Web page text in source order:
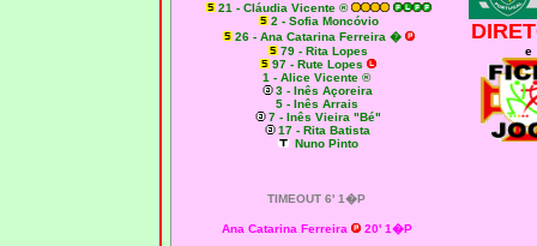
21 - Cláudia Vicente ®
2 - Sofia Moncóvio
26 - Ana Catarina Ferreira �
79 - Rita Lopes
97 - Rute Lopes
1 - Alice Vicente ®
3 - Inês Açoreira
5 - Inês Arrais
7 - Inês Vieira "Bé"
17 - Rita Batista
Nuno Pinto
TIMEOUT 6' 1�P
Ana Catarina Ferreira 20' 1�P
e